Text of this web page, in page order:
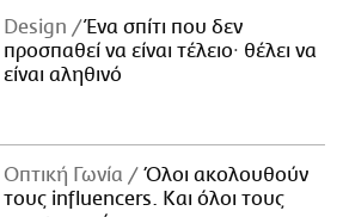
Design
Ένα σπίτι που δεν
προσπαθεί να είναι τέλειο· θέλει να
είναι αληθινό
Οπτική Γωνία
Όλοι ακολουθούν
τους influencers. Και όλοι τους